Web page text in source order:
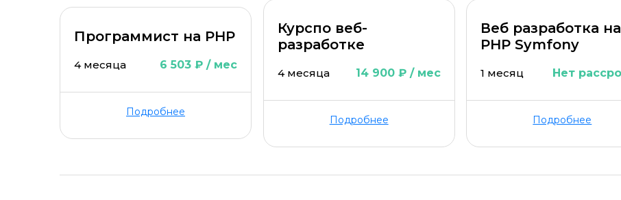
Программист на PHP
4 месяца 6 503 ₽ / мес
Подробнее
Курспо веб-
разработке
4 месяца 14 900 ₽ / мес
Подробнее
Веб разработка на
PHP Symfony
1 месяц Нет
Подробнее